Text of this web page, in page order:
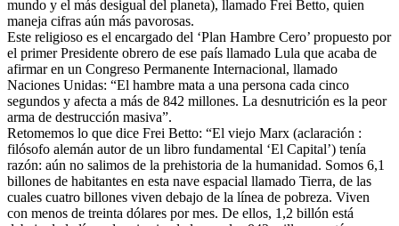
mundo y el más desigual del planeta), llamado Frei Betto, quien
maneja cifras aún más pavorosas.
Este religioso es el encargado del ‘Plan Hambre Cero’ propuesto por
el primer Presidente obrero de ese país llamado Lula que acaba de
afirmar en un Congreso Permanente Internacional, llamado
Naciones Unidas: “El hambre mata a una persona cada cinco
segundos y afecta a más de 842 millones. La desnutrición es la peor
arma de destrucción masiva”.
Retomemos lo que dice Frei Betto: “El viejo Marx (aclaración :
filósofo alemán autor de un libro fundamental ‘El Capital’) tenía
razón: aún no salimos de la prehistoria de la humanidad. Somos 6,1
billones de habitantes en esta nave espacial llamado Tierra, de las
cuales cuatro billones viven debajo de la línea de pobreza. Viven
con menos de treinta dólares por mes. De ellos, 1,2 billón está